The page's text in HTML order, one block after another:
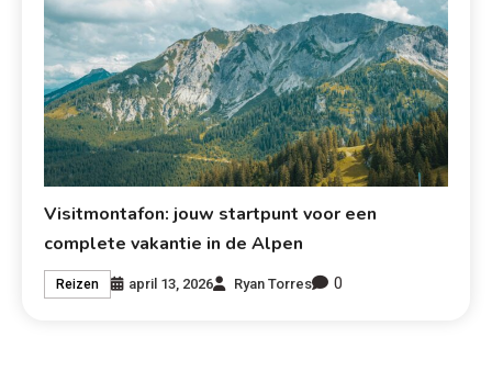
Visitmontafon: jouw startpunt voor een
complete vakantie in de Alpen
Reizen april 13, 2026 Ryan Torres 0